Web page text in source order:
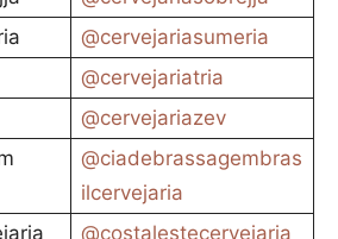
@cervejariasumeria
@cervejariatria
@cervejariazev
@ciadebrassagembras
ilcervejaria
@costalestecervejaria